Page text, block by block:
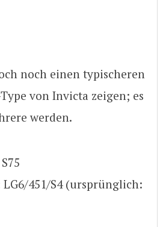
noch einen typischeren
von Invicta zeigen; es
werden.
451/S4 (ursprünglich: